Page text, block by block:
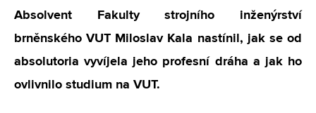
Absolvent Fakulty strojního inženýrství
brněnského VUT Miloslav Kala nastínil, jak se od
absolutoria vyvíjela jeho profesní dráha a jak ho
ovlivnilo studium na VUT.